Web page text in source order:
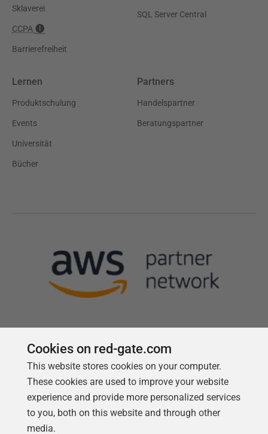
Sklaverei
CCPA
Barrierefreiheit
SQL Server Central
Lernen
Produktschulung
Events
Universität
Bücher
Partners
Handelspartner
Beratungspartner
Follow us
Cookies on red-gate.com
This website stores cookies on your computer.
These cookies are used to improve your website
experience and provide more personalized services
to you, both on this website and through other
media.